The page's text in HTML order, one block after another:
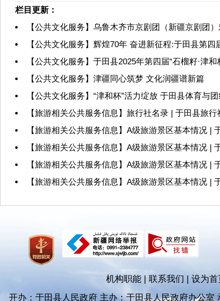
栏目更新：
【公共文化服务】乌鲁木齐市京剧团（新疆京剧团
【公共文化服务】辉煌70年 奋进新征程:于田县第
【公共文化服务】于田县2025年第四届“石榴籽·津
【公共文化服务】津疆同心筑梦 文化润疆谱新篇
【公共文化服务】“津和杯”活力绽放 于田县体育与
【旅游相关公共服务信息】旅行社名录 | 于田县旅行
【旅游相关公共服务信息】A级旅游景区基本情况 |
【旅游相关公共服务信息】A级旅游景区基本情况 |
【旅游相关公共服务信息】A级旅游景区基本情况 |
【旅游相关公共服务信息】A级旅游景区基本情况 |
机构职能 联系我们|设为首
开办：于田县人民政府 主办：于田县人民政府办公室